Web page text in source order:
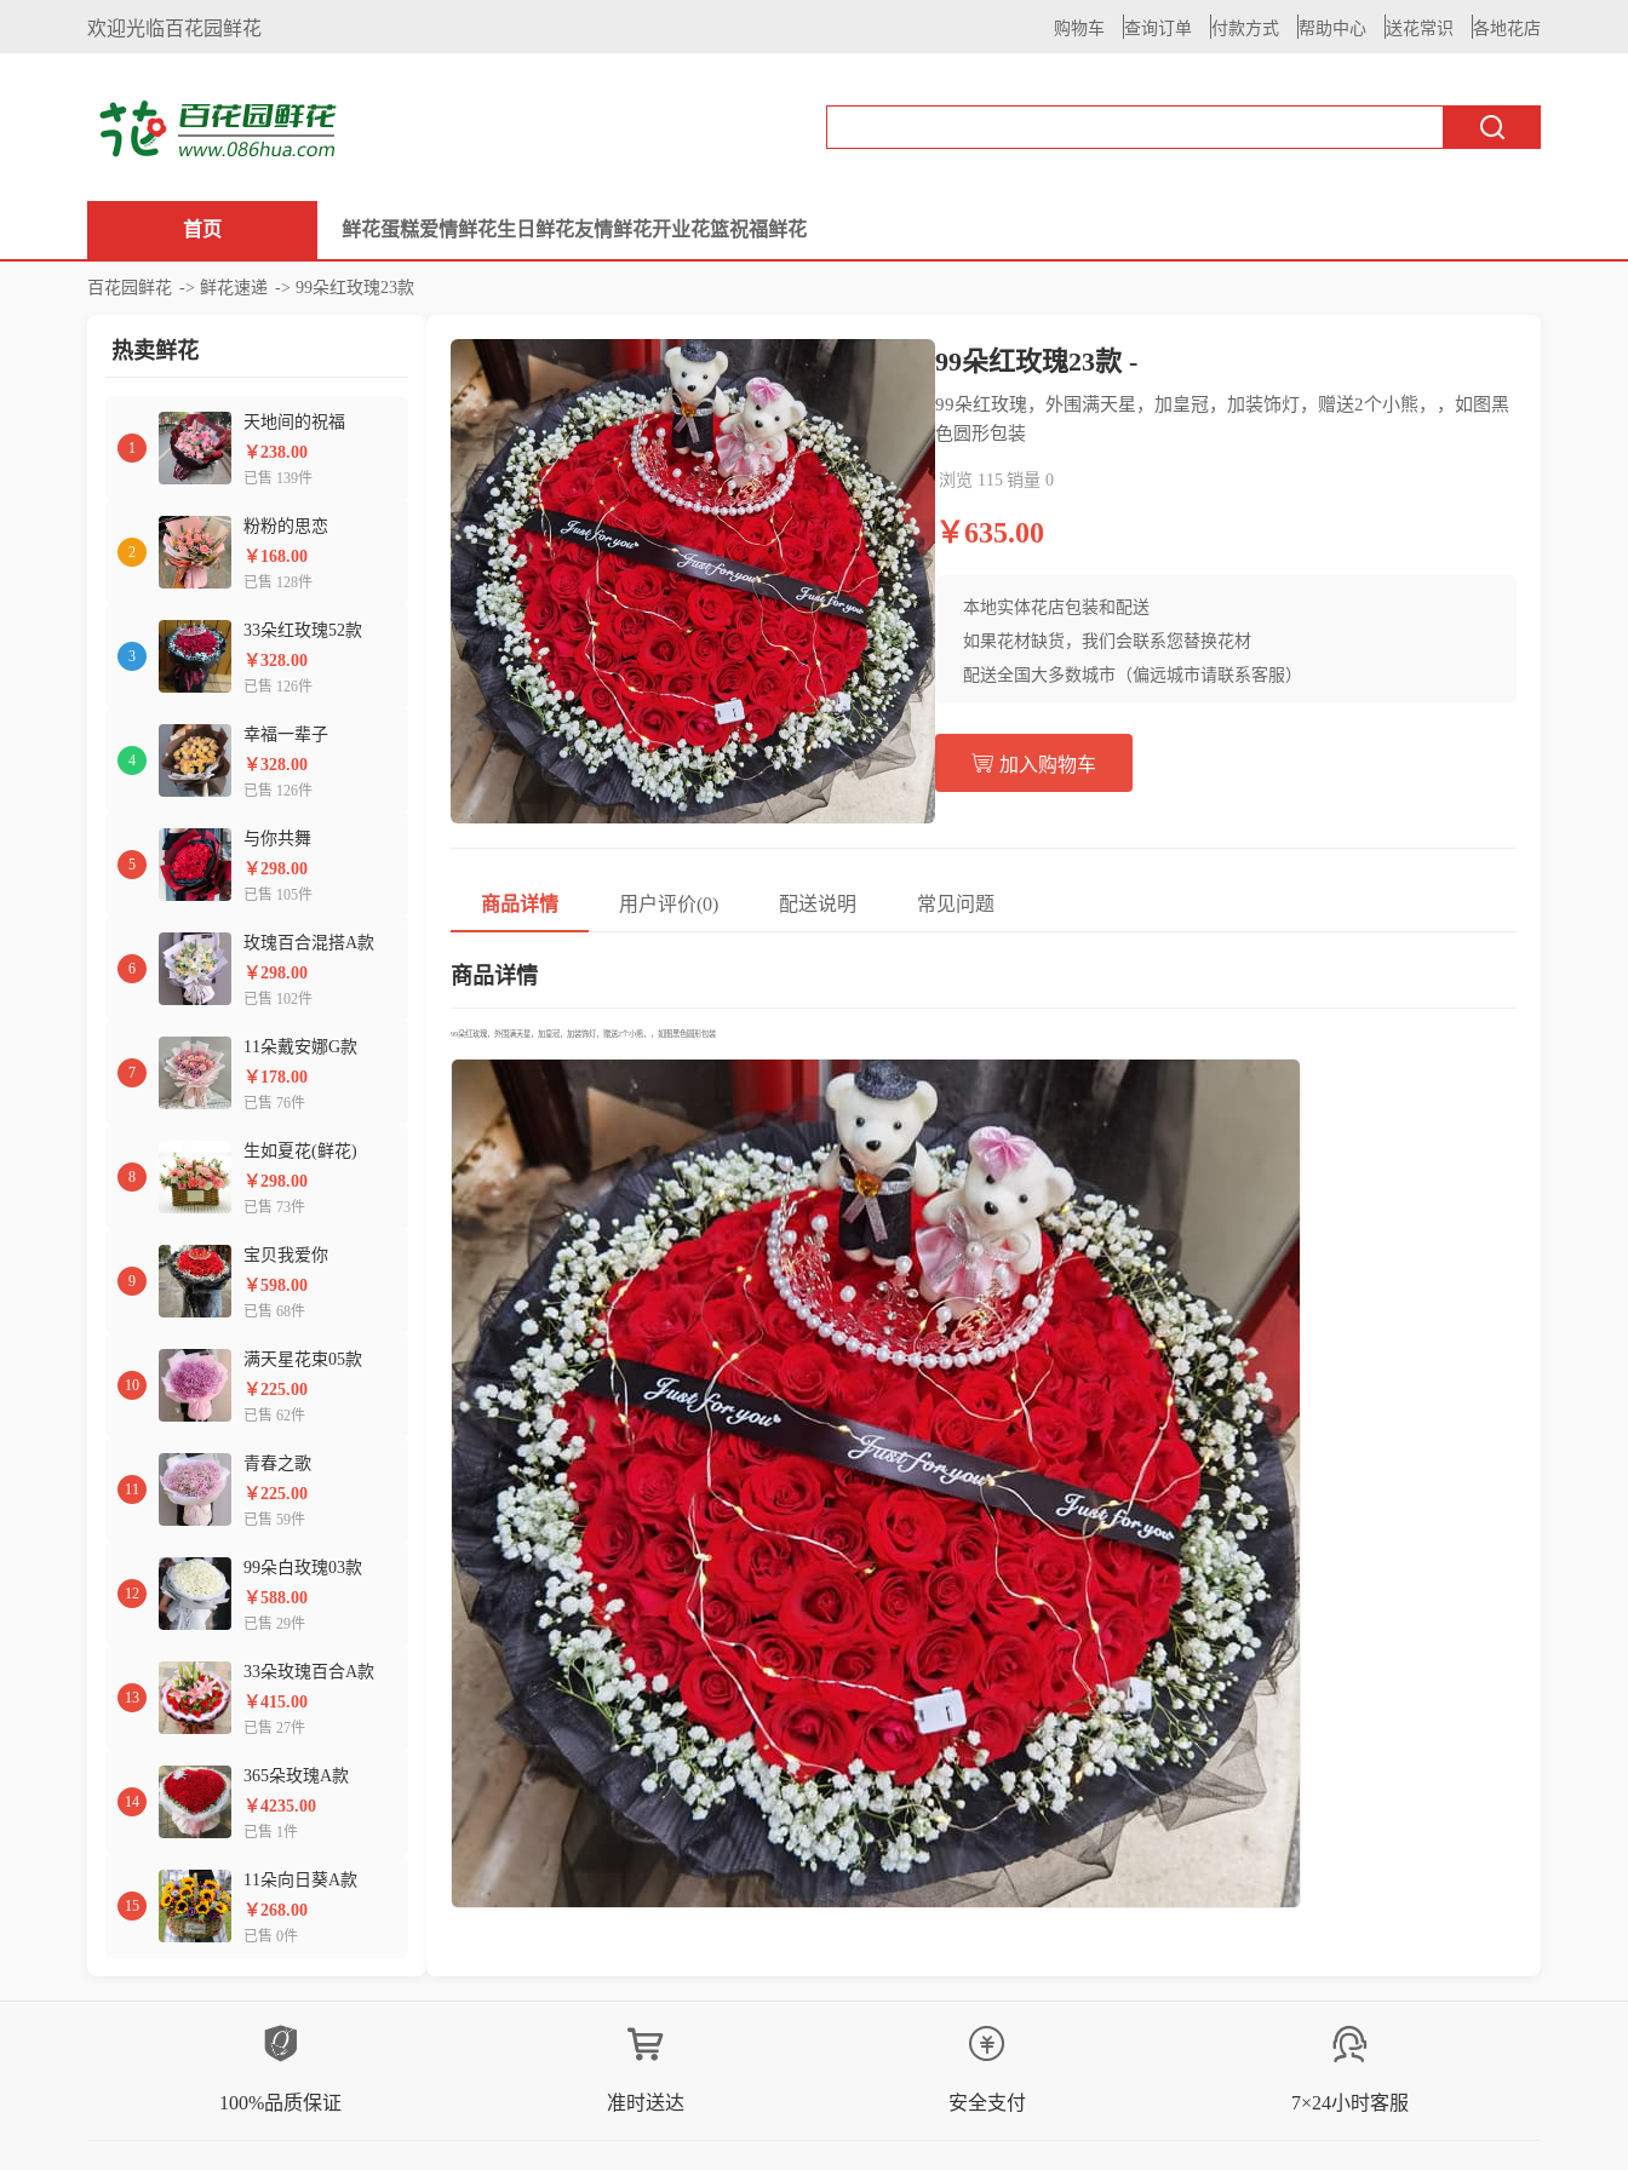
欢迎光临百花园鲜花 购物车 查询订单 付款方式 帮助中心 送花常识 各地花店
首页 鲜花蛋糕爱情鲜花生日鲜花友情鲜花开业花篮祝福鲜花
百花园鲜花 -> 鲜花速递 -> 99朵红玫瑰23款
热卖鲜花
1
天地间的祝福
￥238.00
已售 139件
2
粉粉的思恋
￥168.00
已售 128件
3
33朵红玫瑰52款
￥328.00
已售 126件
4
幸福一辈子
￥328.00
已售 126件
5
与你共舞
￥298.00
已售 105件
6
玫瑰百合混搭A款
￥298.00
已售 102件
7
11朵戴安娜G款
￥178.00
已售 76件
8
生如夏花(鲜花)
￥298.00
已售 73件
9
宝贝我爱你
￥598.00
已售 68件
10
满天星花束05款
￥225.00
已售 62件
11
青春之歌
￥225.00
已售 59件
12
99朵白玫瑰03款
￥588.00
已售 29件
13
33朵玫瑰百合A款
￥415.00
已售 27件
14
365朵玫瑰A款
￥4235.00
已售 1件
15
11朵向日葵A款
￥268.00
已售 0件
99朵红玫瑰23款 -
99朵红玫瑰，外围满天星，加皇冠，加装饰灯，赠送2个小熊，，如图黑
色圆形包装
浏览 115 销量 0
￥635.00
本地实体花店包装和配送
如果花材缺货，我们会联系您替换花材
配送全国大多数城市（偏远城市请联系客服）
加入购物车
商品详情 用户评价(0) 配送说明 常见问题
商品详情
99朵红玫瑰，外围满天星，加皇冠，加装饰灯，赠送2个小熊，，如图黑色圆形包装
100%品质保证 准时送达 安全支付 7×24小时客服